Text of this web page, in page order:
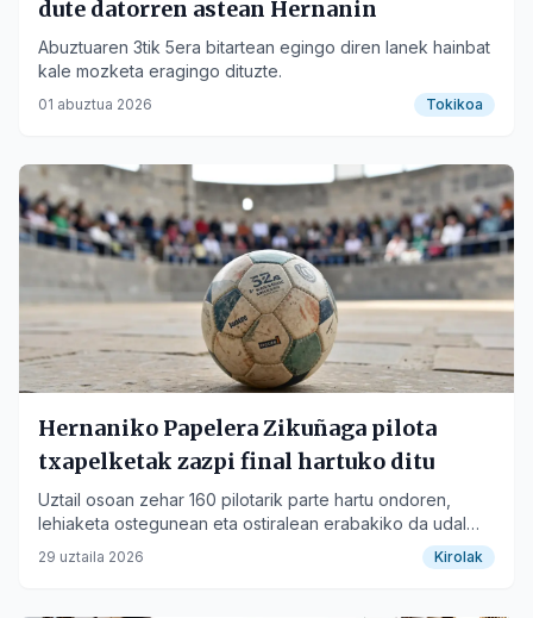
dute datorren astean Hernanin
Abuztuaren 3tik 5era bitartean egingo diren lanek hainbat
kale mozketa eragingo dituzte.
01 abuztua 2026 Tokikoa
Hernaniko Papelera Zikuñaga pilota
txapelketak zazpi final hartuko ditu
Uztail osoan zehar 160 pilotarik parte hartu ondoren,
lehiaketa ostegunean eta ostiralean erabakiko da udal
frontoian.
29 uztaila 2026 Kirolak